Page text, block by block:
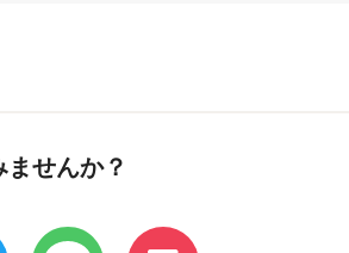
せんか？